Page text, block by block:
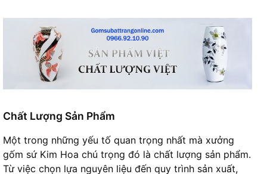
Chất Lượng Sản Phẩm
Một trong những yếu tố quan trọng nhất mà xưởng
gốm sứ Kim Hoa chú trọng đó là chất lượng sản phẩm.
Từ việc chọn lựa nguyên liệu đến quy trình sản xuất,